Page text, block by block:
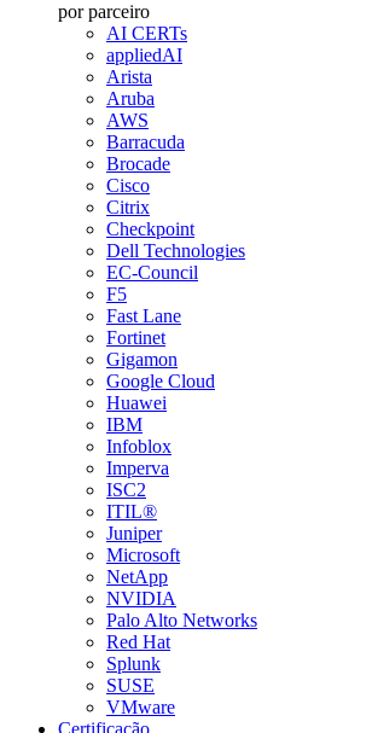
por parceiro
AI CERTs
appliedAI
Arista
Aruba
AWS
Barracuda
Brocade
Cisco
Citrix
Checkpoint
Dell Technologies
EC-Council
F5
Fast Lane
Fortinet
Gigamon
Google Cloud
Huawei
IBM
Infoblox
Imperva
ISC2
ITIL®
Juniper
Microsoft
NetApp
NVIDIA
Palo Alto Networks
Red Hat
Splunk
SUSE
VMware
Certificação